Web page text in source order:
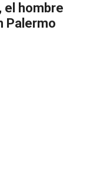
el hombre
Palermo